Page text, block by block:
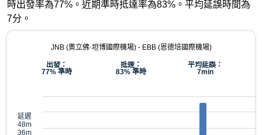
時出發率為77%。近期準時抵達率為83%。平均延誤時間為
7分。
JNB (奧立佛·坦博國際機場) - EBB (恩德培國際機場)
出發：
77% 準時
抵達：
83% 準時
平均延誤：
7min
延遲
48m
36m